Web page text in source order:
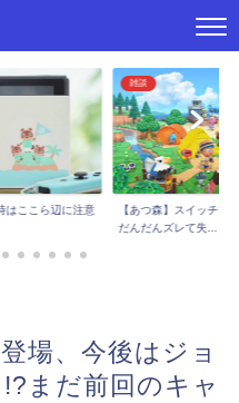
はここら辺に注意
雑談
【あつ森】スイッチで
だんだんズレて失...
場、今後はジョ
まだ前回のキャ